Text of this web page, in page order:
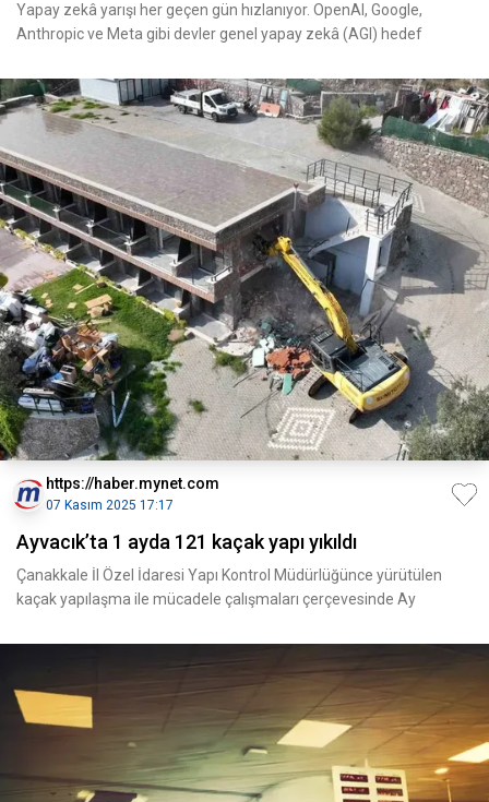
Yapay zekâ yarışı her geçen gün hızlanıyor. OpenAI, Google,
Anthropic ve Meta gibi devler genel yapay zekâ (AGI) hedef
https://haber.mynet.com
07 Kasım 2025 17:17
Ayvacık’ta 1 ayda 121 kaçak yapı yıkıldı
Çanakkale İl Özel İdaresi Yapı Kontrol Müdürlüğünce yürütülen
kaçak yapılaşma ile mücadele çalışmaları çerçevesinde Ay